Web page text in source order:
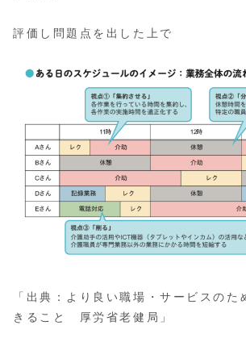
評価し問題点を出した上で
「出典：より良い職場・サービスのた
きること 厚労省老健局」